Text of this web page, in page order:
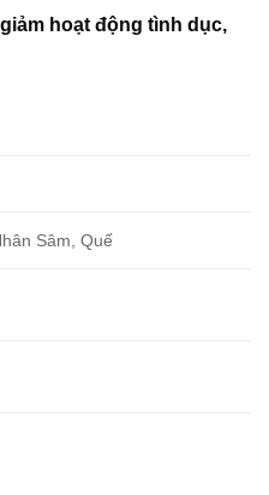
hoạt động tình dục,
Sâm, Quế